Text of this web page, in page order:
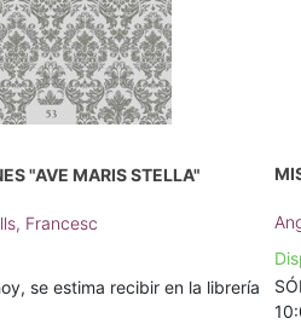
"AVE MARIS STELLA"
Francesc
se estima recibir en la librería